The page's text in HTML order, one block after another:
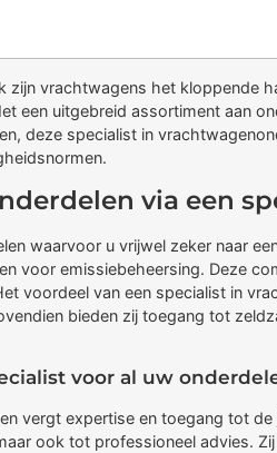
zijn vrachtwagens het kloppende
een uitgebreid assortiment aan
deze specialist in
via een
waarvoor u vrijwel zeker naar
voor emissiebeheersing. Deze
voordeel van een specialist in
bieden zij toegang tot
voor al uw
vergt expertise en toegang tot
ook tot professioneel advies.